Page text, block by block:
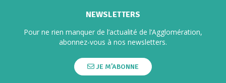
NEWSLETTERS
Pour ne rien manquer de l’actualité de l’Agglomération,
abonnez-vous à nos newsletters.
JE M’ABONNE